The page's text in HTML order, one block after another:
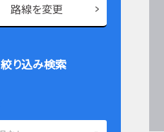
路線を変更
絞り込み検索